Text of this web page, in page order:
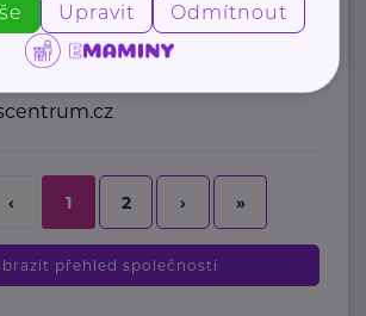
Budějovice
‹ 1 2 › »
přehled společností
Upravit Odmítnout